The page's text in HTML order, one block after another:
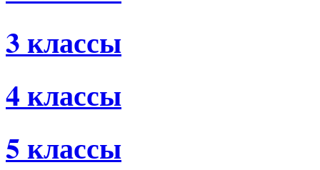
3 классы
4 классы
5 классы